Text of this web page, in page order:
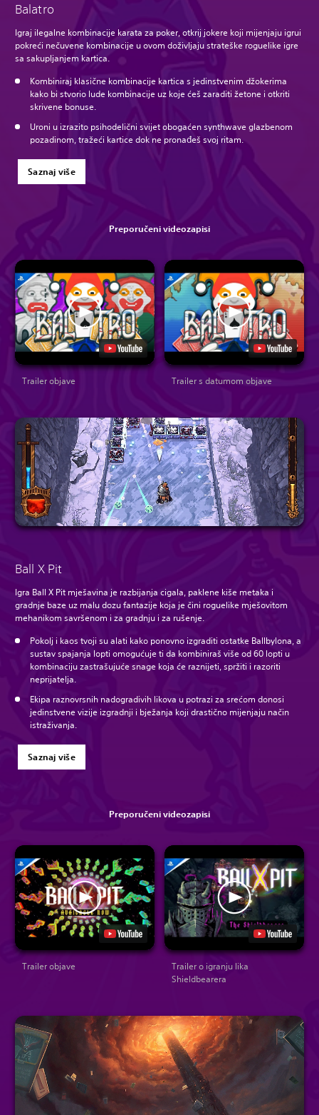
Balatro
Igraj ilegalne kombinacije karata za poker, otkrij jokere koji mijenjaju igru​i
pokreći nečuvene kombinacije u ovom doživljaju strateške roguelike igre
sa sakupljanjem kartica.
Kombiniraj klasične kombinacije kartica s jedinstvenim džokerima
kako bi stvorio lude kombinacije uz koje ćeš zaraditi žetone i otkriti
skrivene bonuse.
Uroni u izrazito psihodelični svijet obogaćen synthwave glazbenom
pozadinom, tražeći kartice dok ne pronađeš svoj ritam.
Saznaj više
Preporučeni videozapisi
Trailer objave Trailer s datumom objave
Ball X Pit
Igra Ball X Pit mješavina je razbijanja cigala, paklene kiše metaka i
gradnje baze uz malu dozu fantazije koja je čini roguelike mješovitom
mehanikom savršenom i za gradnju i za rušenje.
Pokolj i kaos tvoji su alati kako ponovno izgraditi ostatke Ballbylona, a
sustav spajanja lopti omogućuje ti da kombiniraš više od 60 lopti u
kombinaciju zastrašujuće snage koja će raznijeti, spržiti i razoriti
neprijatelja.
Ekipa raznovrsnih nadogradivih likova u potrazi za srećom donosi
jedinstvene vizije izgradnji i bježanja koji drastično mijenjaju način
istraživanja.
Saznaj više
Preporučeni videozapisi
Trailer objave
Trailer o igranju lika
Shieldbearera